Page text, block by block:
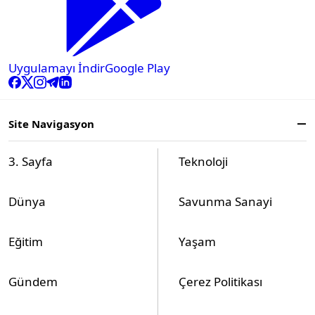
Uygulamayı İndirGoogle Play
Site Navigasyon
3. Sayfa
Dünya
Eğitim
Gündem
Teknoloji
Savunma Sanayi
Yaşam
Çerez Politikası